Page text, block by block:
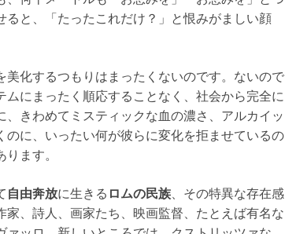
と、「たったこれだけ？」と恨みがましい顔
美化するつもりはまったくないのです。ないので
にまったく順応することなく、社会から完全に
きわめてミスティックな血の濃さ、アルカイッ
に、いったい何が彼らに変化を拒ませているの
ます。
自由奔放に生きる ロムの民族 、その特異な存在感
、詩人、画家たち、映画監督、たとえば有名な